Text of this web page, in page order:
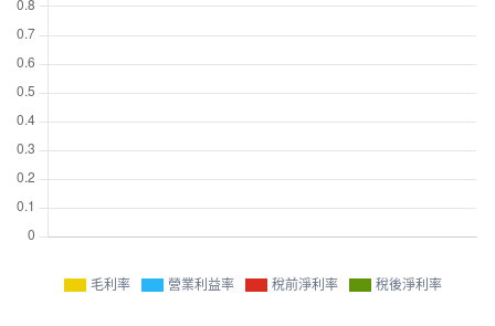
毛利率 營業利益率 稅前淨利率 稅後淨利率